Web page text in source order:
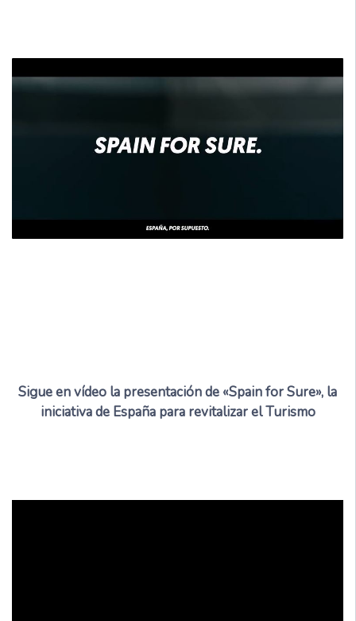
Sigue en vídeo la presentación de «Spain for Sure», la
iniciativa de España para revitalizar el Turismo